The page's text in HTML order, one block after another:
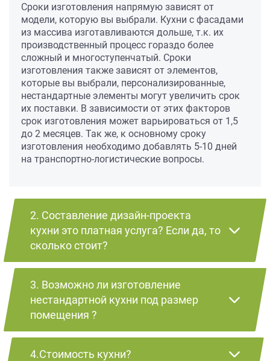
Сроки изготовления напрямую зависят от
модели, которую вы выбрали. Кухни с фасадами
из массива изготавливаются дольше, т.к. их
производственный процесс гораздо более
сложный и многоступенчатый. Сроки
изготовления также зависят от элементов,
которые вы выбрали, персонализированные,
нестандартные элементы могут увеличить срок
их поставки. В зависимости от этих факторов
срок изготовления может варьироваться от 1,5
до 2 месяцев. Так же, к основному сроку
изготовления необходимо добавлять 5-10 дней
на транспортно-логистические вопросы.
2. Составление дизайн-проекта
кухни это платная услуга? Если да, то
сколько стоит?
3. Возможно ли изготовление
нестандартной кухни под размер
помещения ?
4.Стоимость кухни?